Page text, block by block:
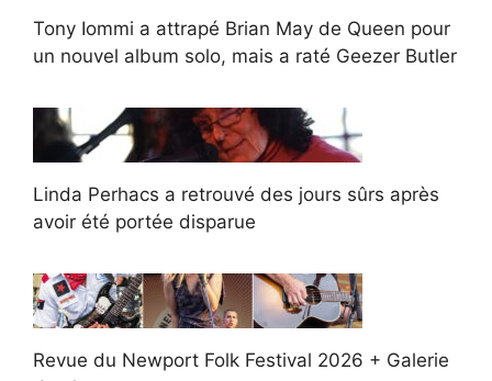
Tony Iommi a attrapé Brian May de Queen pour
un nouvel album solo, mais a raté Geezer Butler
Linda Perhacs a retrouvé des jours sûrs après
avoir été portée disparue
Revue du Newport Folk Festival 2026 + Galerie